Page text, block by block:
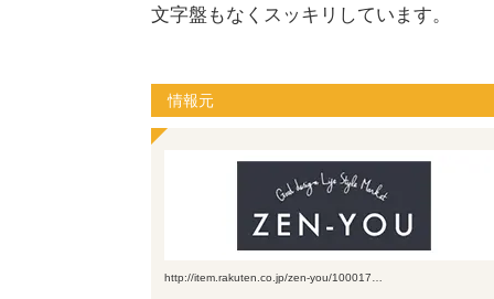
文字盤もなくスッキリしています。
情報元
http://item.rakuten.co.jp/zen-you/100017…